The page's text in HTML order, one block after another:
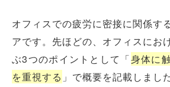
オフィスでの疲労に密接に関係す
アです。先ほどの、オフィスにお
ぶ3つのポイントとして「身体に
を重視する 」で概要を記載しまし